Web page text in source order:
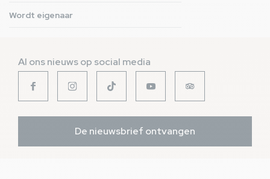
Wordt eigenaar
Al ons nieuws op social media
De nieuwsbrief ontvangen